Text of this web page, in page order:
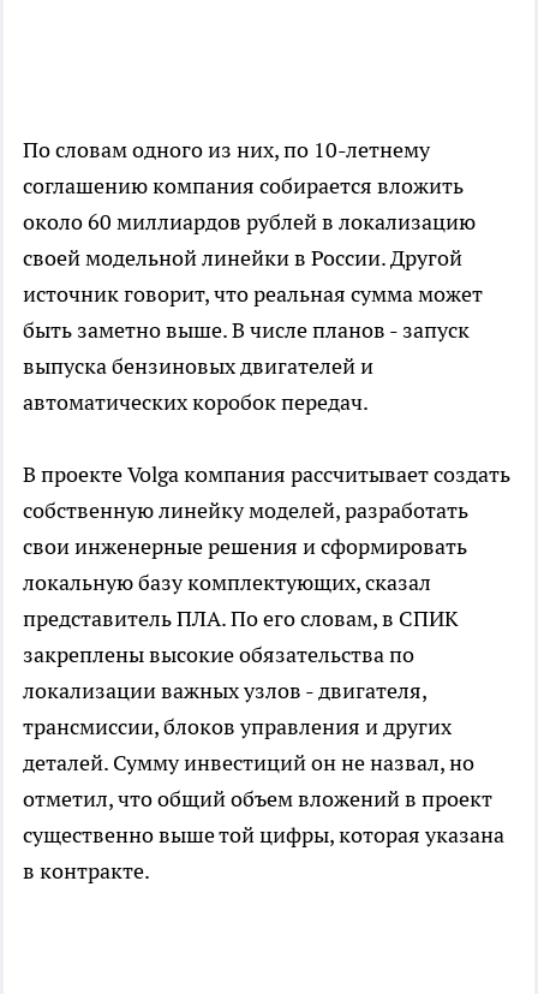
По словам одного из них, по 10-летнему
соглашению компания собирается вложить
около 60 миллиардов рублей в локализацию
своей модельной линейки в России. Другой
источник говорит, что реальная сумма может
быть заметно выше. В числе планов - запуск
выпуска бензиновых двигателей и
автоматических коробок передач.
В проекте Volga компания рассчитывает создать
собственную линейку моделей, разработать
свои инженерные решения и сформировать
локальную базу комплектующих, сказал
представитель ПЛА. По его словам, в СПИК
закреплены высокие обязательства по
локализации важных узлов - двигателя,
трансмиссии, блоков управления и других
деталей. Сумму инвестиций он не назвал, но
отметил, что общий объем вложений в проект
существенно выше той цифры, которая указана
в контракте.